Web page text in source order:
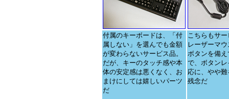
付属のキーボードは、「付
属しない」を選んでも金額
が変わらないサービス品。
だが、キーのタッチ感や本
体の安定感は悪くなく、お
まけにしては嬉しいパーツ
だ
こちらもサ
レーザーマ
ボタンを備
で、ボタン
応に、やや
残念だ